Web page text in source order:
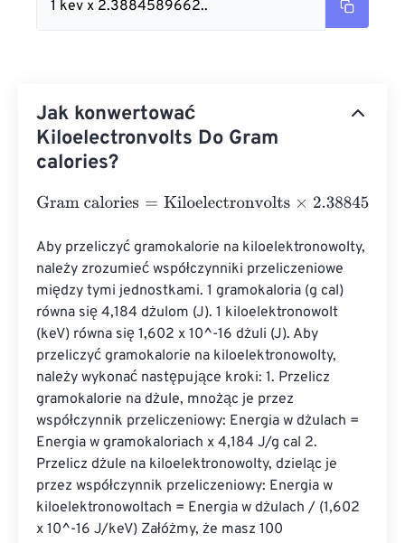
1 kev x 2.3884589662..
Jak konwertować
Kiloelectronvolts Do Gram
calories?
Gram calories=Kiloelectronvolts×2.3884589662755
Aby przeliczyć gramokalorie na kiloelektronowolty,
należy zrozumieć współczynniki przeliczeniowe
między tymi jednostkami. 1 gramokaloria (g cal)
równa się 4,184 dżulom (J). 1 kiloelektronowolt
(keV) równa się 1,602 x 10^-16 dżuli (J). Aby
przeliczyć gramokalorie na kiloelektronowolty,
należy wykonać następujące kroki: 1. Przelicz
gramokalorie na dżule, mnożąc je przez
współczynnik przeliczeniowy: Energia w dżulach =
Energia w gramokaloriach x 4,184 J/g cal 2.
Przelicz dżule na kiloelektronowolty, dzieląc je
przez współczynnik przeliczeniowy: Energia w
kiloelektronowoltach = Energia w dżulach / (1,602
x 10^-16 J/keV) Załóżmy, że masz 100